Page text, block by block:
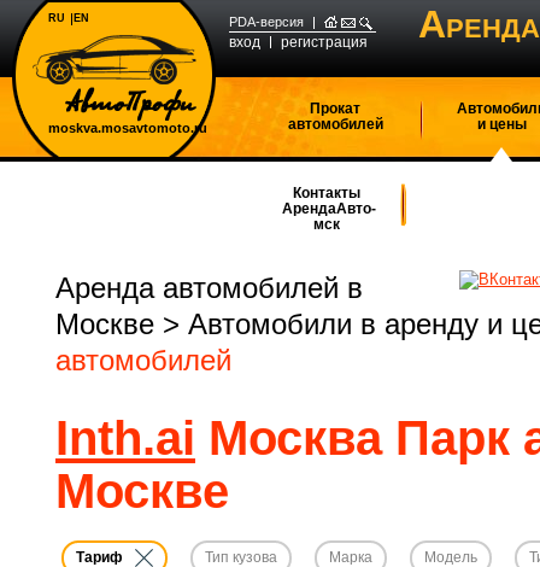
moskva.mosavtomoto.ru
PDA-версия
вход регистрация А
RU EN
Прокат
автомобилей
и цены
Контакты
АрендаАвто-
мск
Аренда автомобилей в
Москве > Автомобили в аренду и
автомобилей
Inth.ai Москва Парк
Москве
Тариф Тип кузова Марка Модель